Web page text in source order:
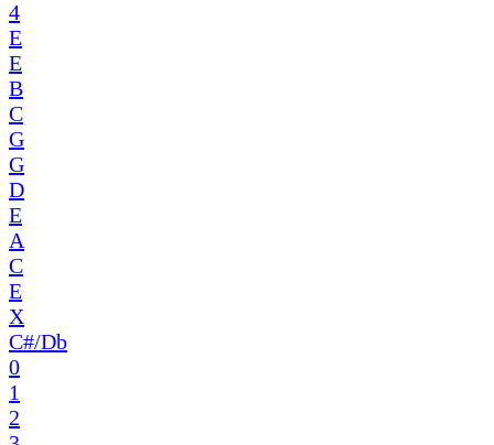
4
E
E
B
C
G
G
D
E
A
C
E
X
C#/Db
0
1
2